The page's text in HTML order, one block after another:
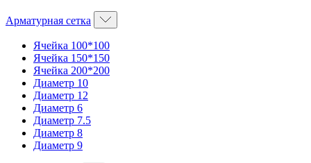
Арматурная сетка
Ячейка 100*100
Ячейка 150*150
Ячейка 200*200
Диаметр 10
Диаметр 12
Диаметр 6
Диаметр 7.5
Диаметр 8
Диаметр 9